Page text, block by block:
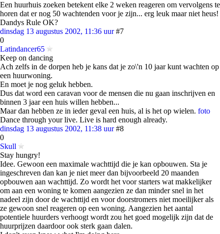
Een huurhuis zoeken betekent elke 2 weken reageren om vervolgens te
horen dat er nog 50 wachtenden voor je zijn... erg leuk maar niet heus!
Dandys Rule OK?
dinsdag 13 augustus 2002, 11:36 uur #7
0
Latindancer65
Keep on dancing
Ach zelfs in de dorpen heb je kans dat je zo\'n 10 jaar kunt wachten op
een huurwoning.
En moet je nog geluk hebben.
Dus dat word een caravan voor de mensen die nu gaan inschrijven en
binnen 3 jaar een huis willen hebben...
Maar dan hebben ze in ieder geval een huis, al is het op wielen. foto
Dance through your live. Live is hard enough already.
dinsdag 13 augustus 2002, 11:38 uur #8
0
Skull
Stay hungry!
Idee. Gewoon een maximale wachttijd die je kan opbouwen. Sta je
ingeschreven dan kan je niet meer dan bijvoorbeeld 20 maanden
opbouwen aan wachttijd. Zo wordt het voor starters wat makkelijker
om aan een woning te komen aangezien ze dan minder snel in het
nadeel zijn door de wachttijd en voor doorstromers niet moeilijker als
ze gewoon snel reageren op een woning. Aangezien het aantal
potentiele huurders verhoogt wordt zou het goed mogelijk zijn dat de
huurprijzen daardoor ook sterk gaan dalen.